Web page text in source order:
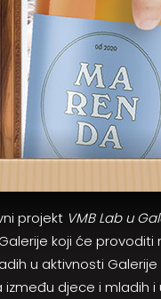
projekt VMB Lab u
koji će provoditi
u aktivnosti
djece i mladih